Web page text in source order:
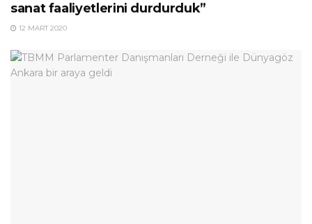
sanat faaliyetlerini durdurduk”
12 MART 2020